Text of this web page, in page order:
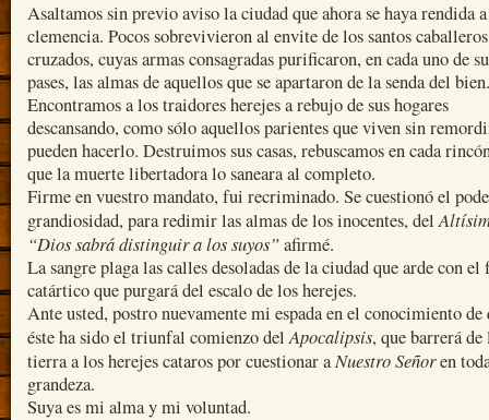
Asaltamos sin previo aviso la ciudad que ahora se haya rendida
clemencia. Pocos sobrevivieron al envite de los santos caballeros
cruzados, cuyas armas consagradas purificaron, en cada uno de
pases, las almas de aquellos que se apartaron de la senda del bien.
Encontramos a los traidores herejes a rebujo de sus hogares
descansando, como sólo aquellos parientes que viven sin
pueden hacerlo. Destruimos sus casas, rebuscamos en cada
que la muerte libertadora lo saneara al completo.
Firme en vuestro mandato, fui recriminado. Se cuestionó el
grandiosidad, para redimir las almas de los inocentes, del
“Dios sabrá distinguir a los suyos”afirmé.
La sangre plaga las calles desoladas de la ciudad que arde con el
catártico que purgará del escalo de los herejes.
Ante usted, postro nuevamente mi espada en el conocimiento de
éste ha sido el triunfal comienzo delApocalipsis, que barrerá de
tierra a los herejes cataros por cuestionar a Nuestro Señoren
grandeza.
Suya es mi alma y mi voluntad.